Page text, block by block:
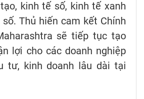
kinh tế số, kinh tế xanh
Thủ hiến cam kết Chính
sẽ tiếp tục tạo
lợi cho các doanh nghiệp
tư, kinh doanh lâu dài tại